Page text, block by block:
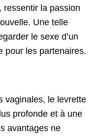
ressentir la passion
Une telle
le sexe d’un
pour les partenaires.
vaginales, le levrette
profonde et à une
avantages ne